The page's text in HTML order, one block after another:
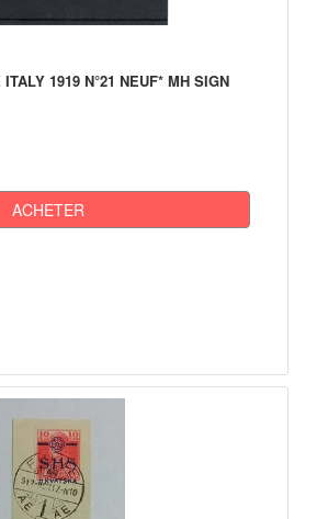
1919 N°21 NEUF* MH SIGN
ACHETER